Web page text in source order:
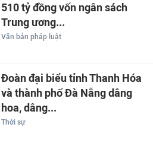
510 tỷ đồng vốn ngân sách
Trung ương...
Văn bản pháp luật
Đoàn đại biểu tỉnh Thanh Hóa
và thành phố Đà Nẵng dâng
hoa, dâng...
Thời sự